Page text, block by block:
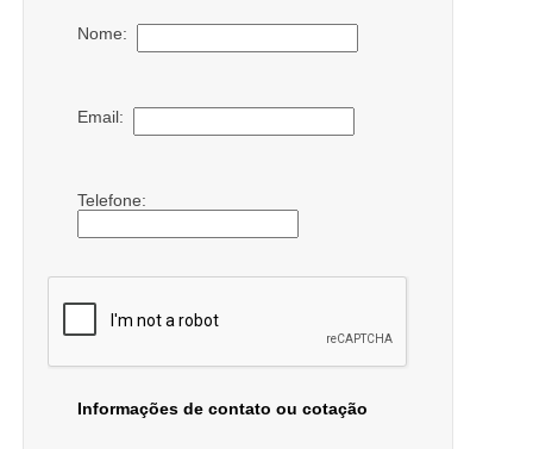
Nome:
Email:
Telefone:
Informações de contato ou cotação